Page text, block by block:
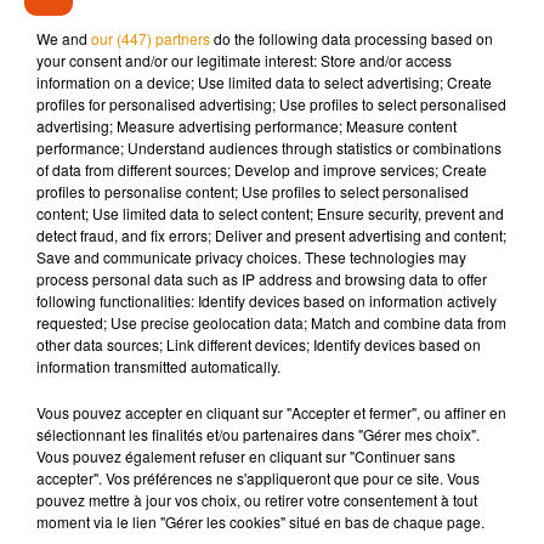
Constantin-Weyer. Elle a été placée en garde à vue et une
information judiciaire pour meurtre a été ouverte.
Musique
6 août 2026
Pomme emprunte le décor de l’émission
« Loups Garous » pour son...
6 août 2026
La version réécrite de « Beautiful Day »
interprétée lors des...
We and our (447) partnersdo the following data processing based on
your consent and/or our legitimate interest: Store and/or access
information on a device; Use limited data to select advertising; Create
profiles for personalised advertising; Use profiles to select personalised
advertising; Measure advertising performance; Measure content
performance; Understand audiences through statistics or combinations
of data from different sources; Develop and improve services; Create
profiles to personalise content; Use profiles to select personalised
content; Use limited data to select content; Ensure security, prevent and
detect fraud, and fix errors; Deliver and present advertising and content;
Save and communicate privacy choices. These technologies may
process personal data such as IP address and browsing data to offer
following functionalities: Identify devices based on information actively
requested; Use precise geolocation data; Match and combine data from
other data sources; Link different devices; Identify devices based on
information transmitted automatically.
Vous pouvez accepter en cliquant sur "Accepter et fermer", ou affiner en
sélectionnant les finalités et/ou partenaires dans "Gérer mes choix".
Vous pouvez également refuser en cliquant sur "Continuer sans
accepter". Vos préférences ne s'appliqueront que pour ce site. Vous
pouvez mettre à jour vos choix, ou retirer votre consentement à tout
moment via le lien "Gérer les cookies" situé en bas de chaque page.